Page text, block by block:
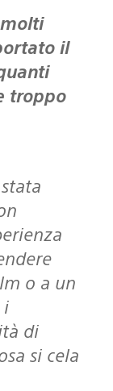
il
troppo
o a un
i
di
si cela